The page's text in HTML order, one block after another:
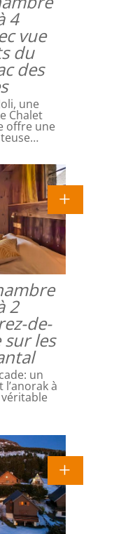
4
vue
du
des
une
Chalet
offre une
2
de-
les
un
l’anorak à
véritable